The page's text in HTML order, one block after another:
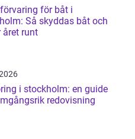
för båt i
Så skyddas båt och
året runt
i stockholm: en guide
redovisning